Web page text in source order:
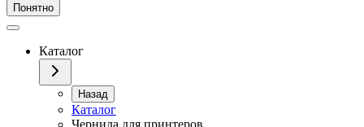
Понятно
Каталог
Назад
Каталог
Чернила для принтеров